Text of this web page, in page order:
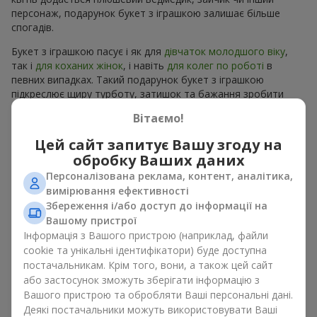
персонаж, подарунок букет з іграшкою залишає більше
спогадів.
Букет з іграшкою пасує і як для дівчаток молодшого віку,
так і для коханих жінок, і навіть для колег по роботі в
певних випадках. Такий подарунок букет з іграшкою
підкреслює щиру турботу, затишок та бажання зробити
людині приємно. На
пропозиції на будь-який смак та бюджет, щоб зробити
подарунок в м. Михайлівка незабутнім.
Як м’яка іграшка підкреслює
емоції разом із квітами
Букет з іграшкою — універсальне і завжди влучне рішення.
Таке поєднання подвоює емоції та дає можливість
оновлювати їх в пам’яті, кожен раз, коли плюшевий
приятель потрапляє у поле зору Разом букет з іграшкою
працюють ідеально. Квіти та іграшка створюють баланс між
красою і ніжністю, а ще залишають приємний подарунок на
довгі роки.
Вітаємо!
Цей сайт запитує Вашу згоду на
обробку Ваших даних
Персоналізована реклама, контент, аналітика,
вимірювання ефективності
Збереження і/або доступ до інформації на
Вашому пристрої
Інформація з Вашого пристрою (наприклад, файли
cookie та унікальні ідентифікатори) буде доступна
постачальникам. Крім того, вони, а також цей сайт
або застосунок зможуть зберігати інформацію з
Вашого пристрою та обробляти Ваші персональні дані.
Деякі постачальники можуть використовувати Ваші